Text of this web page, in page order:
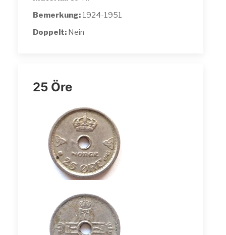
Bemerkung: 1924-1951
Doppelt: Nein
25 Öre